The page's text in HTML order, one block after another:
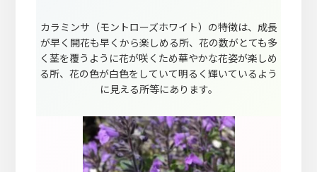
カラミンサ（モントローズホワイト）の特徴は、成長
が早く開花も早くから楽しめる所、花の数がとても多
く茎を覆うように花が咲くため華やかな花姿が楽しめ
る所、花の色が白色をしていて明るく輝いているよう
に見える所等にあります。